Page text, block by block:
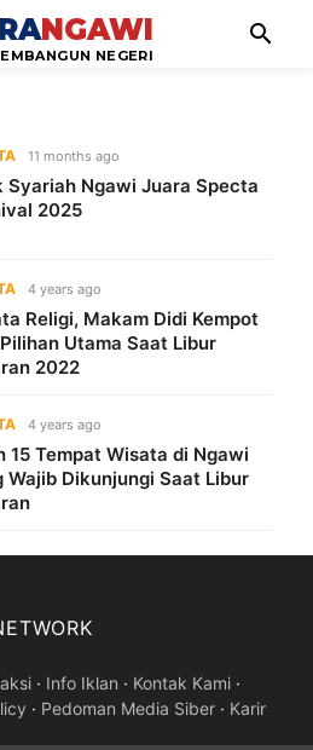
NGAWI
NEGERI
search
11 months ago
Syariah Ngawi Juara Specta
2025
4 years ago
Religi, Makam Didi Kempot
Utama Saat Libur
2022
4 years ago
15 Tempat Wisata di Ngawi
Wajib Dikunjungi Saat Libur
· Info Iklan · Kontak Kami·
· Pedoman Media Siber· Karir